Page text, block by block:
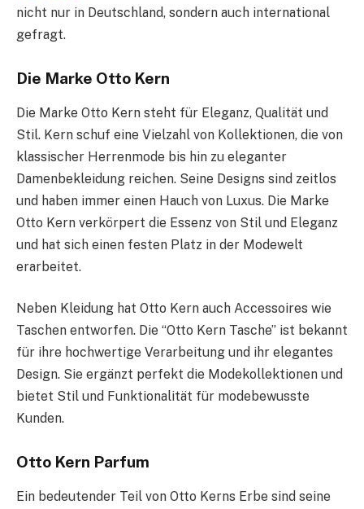
nicht nur in Deutschland, sondern auch international
gefragt.
Die Marke Otto Kern
Die Marke Otto Kern steht für Eleganz, Qualität und
Stil. Kern schuf eine Vielzahl von Kollektionen, die von
klassischer Herrenmode bis hin zu eleganter
Damenbekleidung reichen. Seine Designs sind zeitlos
und haben immer einen Hauch von Luxus. Die Marke
Otto Kern verkörpert die Essenz von Stil und Eleganz
und hat sich einen festen Platz in der Modewelt
erarbeitet.
Neben Kleidung hat Otto Kern auch Accessoires wie
Taschen entworfen. Die “Otto Kern Tasche” ist bekannt
für ihre hochwertige Verarbeitung und ihr elegantes
Design. Sie ergänzt perfekt die Modekollektionen und
bietet Stil und Funktionalität für modebewusste
Kunden.
Otto Kern Parfum
Ein bedeutender Teil von Otto Kerns Erbe sind seine